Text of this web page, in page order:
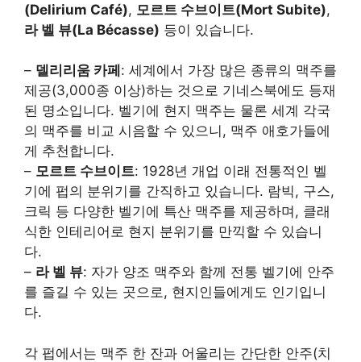
(Delirium Café), 모르트 수브이트(Mort Subite),
라 벨 뷰(La Bécasse) 등이 있습니다.
– 델리리움 카페 : 세계에서 가장 많은 종류의 맥주를
제공(3,000종 이상)하는 것으로 기네스북에도 등재
된 명소입니다. 벨기에 현지 맥주는 물론 세계 각국
의 맥주를 비교 시음할 수 있으니, 맥주 애호가들에
게 추천합니다.
– 모르트 수브이트: 1928년 개업 이래 전통적인 벨
기에 펍의 분위기를 간직하고 있습니다. 람빅, 구스,
크릭 등 다양한 벨기에 특산 맥주를 제공하며, 클래
식한 인테리어로 현지 분위기를 만끽할 수 있습니
다.
– 라 벨 뷰: 자가 양조 맥주와 함께 전통 벨기에 안주
를 즐길 수 있는 곳으로, 현지인들에게도 인기입니
다.
각 펍에서는 맥주 한 잔과 어울리는 간단한 안주(치